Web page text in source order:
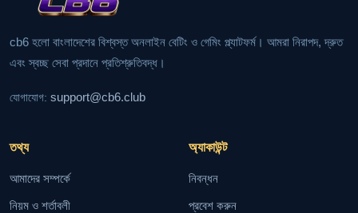
cb6 হলো বাংলাদেশের বিশ্বস্ত অনলাইন বেটিং ও গেমিং প্ল্যাটফর্ম। আমরা নিরাপদ, দ্রুত
এবং স্বচ্ছ সেবা প্রদানে প্রতিশ্রুতিবদ্ধ।
যোগাযোগ: support@cb6.club
তথ্য
আমাদের সম্পর্কে
নিয়ম ও শর্তাবলী
অ্যাকাউন্ট
নিবন্ধন
প্রবেশ করুন